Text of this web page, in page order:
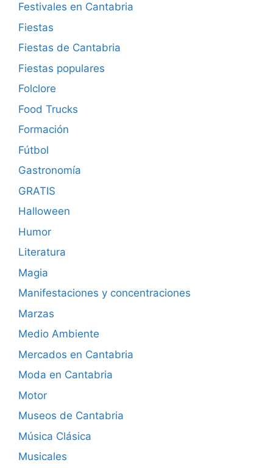
Festivales en Cantabria
Fiestas
Fiestas de Cantabria
Fiestas populares
Folclore
Food Trucks
Formación
Fútbol
Gastronomía
GRATIS
Halloween
Humor
Literatura
Magia
Manifestaciones y concentraciones
Marzas
Medio Ambiente
Mercados en Cantabria
Moda en Cantabria
Motor
Museos de Cantabria
Música Clásica
Musicales